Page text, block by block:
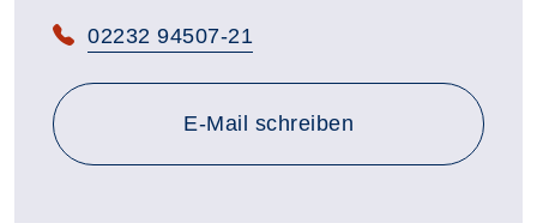
Telefon:
02232 94507-21
E-Mail schreiben